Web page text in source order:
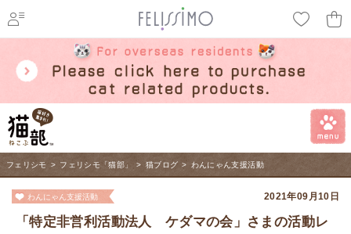
フェリシモ > フェリシモ「猫部」 > 猫ブログ > わんにゃん支援活動
わんにゃん支援活動 2021年09月10日
「特定非営利活動法人 ケダマの会」さまの活動レ